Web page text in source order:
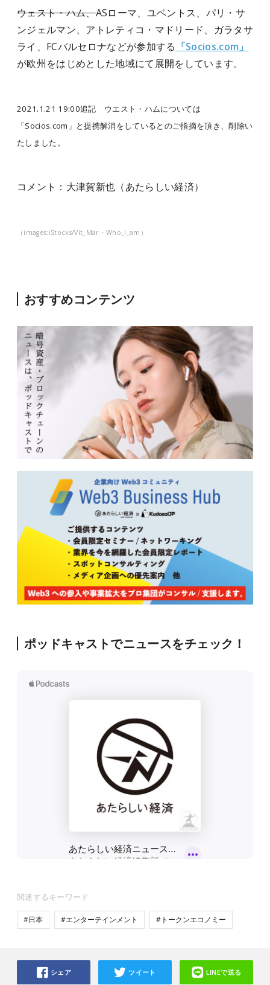
ウェスト・ハム、ASローマ、ユベントス、パリ・サ
ンジェルマン、アトレティコ・マドリード、ガラタサ
ライ、FCバルセロナなどが参加する 「Socios.com」
が欧州をはじめとした地域にて展開をしています。
2021.1.21 19:00追記 ウエスト・ハムについては
「Socios.com」と提携解消をしているとのご指摘を頂き、削除い
たしました。
コメント：大津賀新也（あたらしい経済）
（images:iStocks/Vit_Mar・Who_I_am）
おすすめコンテンツ
ポッドキャストでニュースをチェック！
関連するキーワード
#日本 #エンターテインメント #トークンエコノミー
シェア ツイート LINEで送る